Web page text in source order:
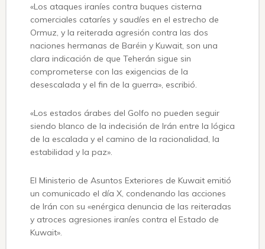
«Los ataques iraníes contra buques cisterna
comerciales cataríes y saudíes en el estrecho de
Ormuz, y la reiterada agresión contra las dos
naciones hermanas de Baréin y Kuwait, son una
clara indicación de que Teherán sigue sin
comprometerse con las exigencias de la
desescalada y el fin de la guerra», escribió.
«Los estados árabes del Golfo no pueden seguir
siendo blanco de la indecisión de Irán entre la lógica
de la escalada y el camino de la racionalidad, la
estabilidad y la paz».
El Ministerio de Asuntos Exteriores de Kuwait emitió
un comunicado el día X, condenando las acciones
de Irán con su «enérgica denuncia de las reiteradas
y atroces agresiones iraníes contra el Estado de
Kuwait».